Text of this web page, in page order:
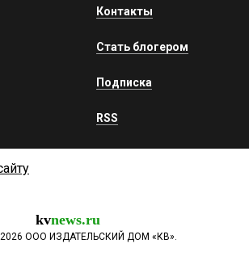
Контакты
Стать блогером
Подписка
RSS
kvnews.ru
ООО ИЗДАТЕЛЬСКИЙ ДОМ «КВ».